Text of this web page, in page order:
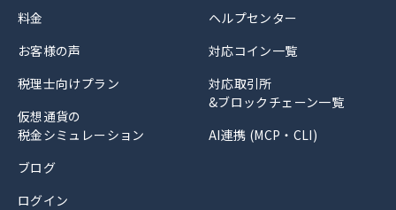
料金
お客様の声
税理士向けプラン
仮想通貨の
税金シミュレーション
ブログ
ログイン
ヘルプセンター
対応コイン一覧
対応取引所
&ブロックチェーン一覧
AI連携 (MCP・CLI)